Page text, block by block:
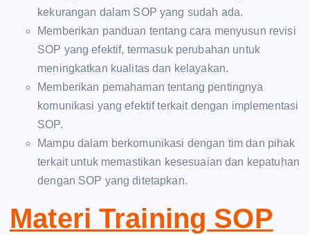
kekurangan dalam SOP yang sudah ada.
Memberikan panduan tentang cara menyusun revisi
SOP yang efektif, termasuk perubahan untuk
meningkatkan kualitas dan kelayakan.
Memberikan pemahaman tentang pentingnya
komunikasi yang efektif terkait dengan implementasi
SOP.
Mampu dalam berkomunikasi dengan tim dan pihak
terkait untuk memastikan kesesuaian dan kepatuhan
dengan SOP yang ditetapkan.
Materi Training SOP